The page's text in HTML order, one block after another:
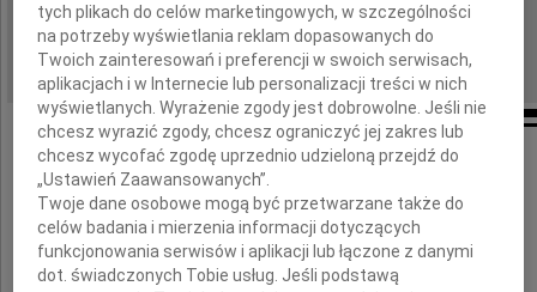
REGION: Kraków
DATA EMISJI: 29.01.2013
odszedł mój wieloletni Przyjaciel i wspólnik
tych plikach do celów marketingowych, w szczególności
na potrzeby wyświetlania reklam dopasowanych do
Twoich zainteresowań i preferencji w swoich serwisach,
aplikacjach i w Internecie lub personalizacji treści w nich
wyświetlanych. Wyrażenie zgody jest dobrowolne. Jeśli nie
chcesz wyrazić zgody, chcesz ograniczyć jej zakres lub
chcesz wycofać zgodę uprzednio udzieloną przejdź do
„Ustawień Zaawansowanych”.
Twoje dane osobowe mogą być przetwarzane także do
celów badania i mierzenia informacji dotyczących
funkcjonowania serwisów i aplikacji lub łączone z danymi
dot. świadczonych Tobie usług. Jeśli podstawą